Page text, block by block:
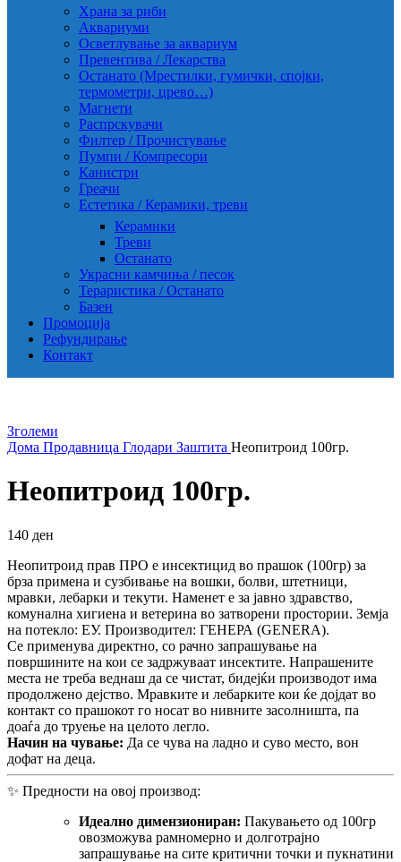
Храна за риби
Аквариуми
Осветлување за аквариум
Превентива / Лекарства
Останато (Мрестилки, гумички, спојки,
термометри, црево…)
Магнети
Распрскувачи
Филтер / Прочистување
Пумпи / Компресори
Канистри
Греачи
Естетика / Керамики, треви
Керамики
Треви
Останато
Украсни камчиња / песок
Тераристика / Останато
Базен
Промоција
Рефундирање
Контакт
Зголеми
Дома Продавница Глодари Заштита Неопитроид 100гр.
Неопитроид 100гр.
140 ден
Неопитроид прав ПРО е инсектицид во прашок (100гр) за
брза примена и сузбивање на вошки, болви, штетници,
мравки, лебарки и текути. Наменет е за јавно здравство,
комунална хигиена и ветерина во затворени простории. Земја
на потекло: ЕУ. Производител: ГЕНЕРА (GENERA).
Се применува директно, со рачно запрашување на
површините на кои се задржуваат инсектите. Напрашените
места не треба веднаш да се чистат, бидејќи производот има
продолжено дејство. Мравките и лебарките кои ќе дојдат во
контакт со прашокот го носат во нивните засолништа, па
доаѓа до труење на целото легло.
Начин на чување: Да се чува на ладно и суво место, вон
дофат на деца.
✨ Предности на овој производ:
Идеално димензиониран: Пакувањето од 100гр
овозможува рамномерно и долготрајно
запрашување на сите критични точки и пукнатини